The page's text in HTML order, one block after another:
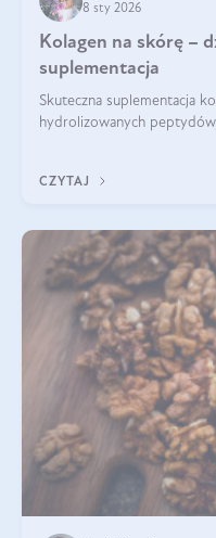
8 sty 2026
Kolagen na skórę –
suplementacja
Skuteczna suplementacja
hydrolizowanych
CZYTAJ